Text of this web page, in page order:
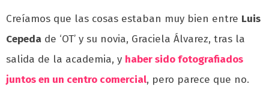
Creíamos que las cosas estaban muy bien entre Luis
Cepeda de ‘OT’ y su novia, Graciela Álvarez, tras la
salida de la academia, y haber sido fotografiados
juntos en un centro comercial, pero parece que no.